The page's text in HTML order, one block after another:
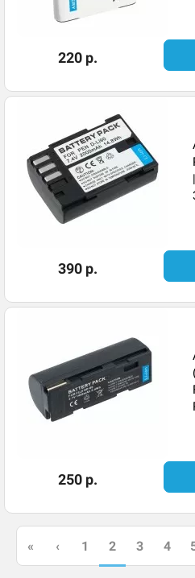
220 р.
390 р.
250 р.
« ‹ 1 2 3 4